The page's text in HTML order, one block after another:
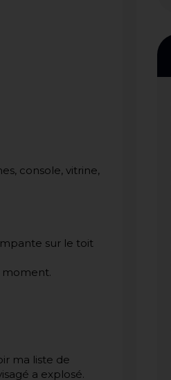
console, vitrine,
sur le toit
moment.
ma liste de
a explosé.